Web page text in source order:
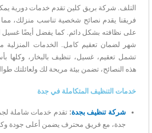
التلف. شركة بريق كلين تقدم خدمات دورية
فريقنا يقدم نصائح شخصية تناسب منزلك،
على نظافته بشكل دائم. كما يفضل أيضًا غسيل
شهر لضمان تعقيم كامل. الخدمات
تشمل تعقيم، غسيل، تنظيف بالبخار، وكلها
هذه النصائح، تضمن بيئة مريحة لك ولعائلتك
خدمات التنظيف المتكاملة في جدة
شركة تنظيف بجدة: تقدم خدمات شاملة
جدة، مع فريق محترف يضمن أعلى جودة